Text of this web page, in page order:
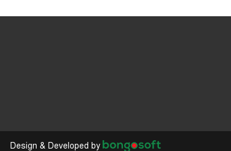
Design & Developed by